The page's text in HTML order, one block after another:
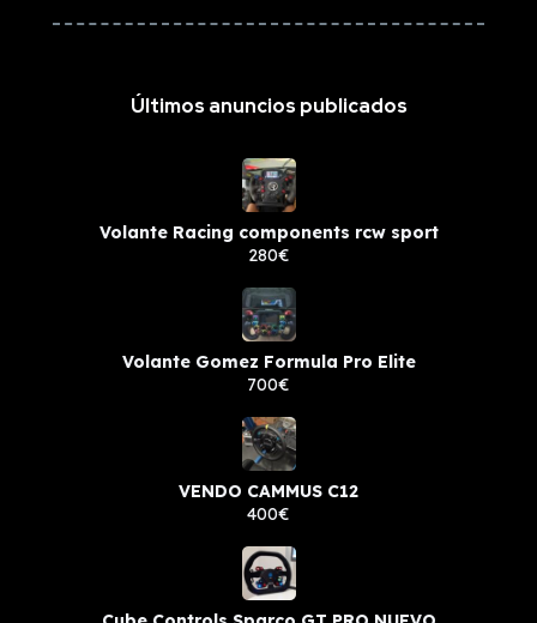
Últimos anuncios publicados
Volante Racing components rcw sport
280€
Volante Gomez Formula Pro Elite
700€
VENDO CAMMUS C12
400€